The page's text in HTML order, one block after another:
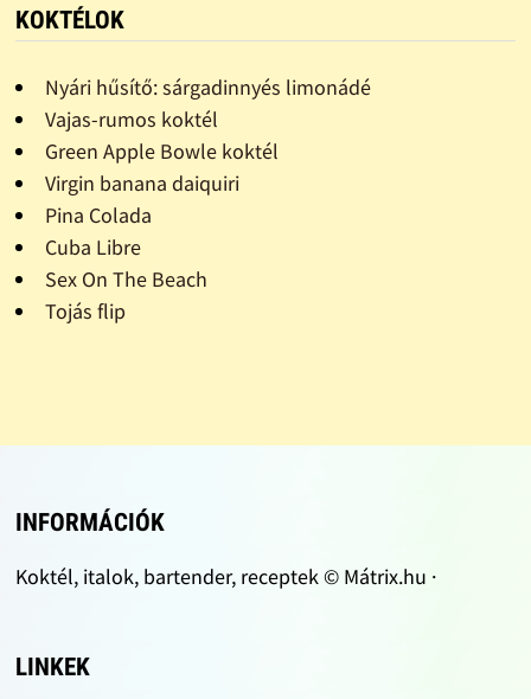
KOKTÉLOK
Nyári hűsítő: sárgadinnyés limonádé
Vajas-rumos koktél
Green Apple Bowle koktél
Virgin banana daiquiri
Pina Colada
Cuba Libre
Sex On The Beach
Tojás flip
INFORMÁCIÓK
Koktél, italok, bartender, receptek © Mátrix.hu ·
LINKEK